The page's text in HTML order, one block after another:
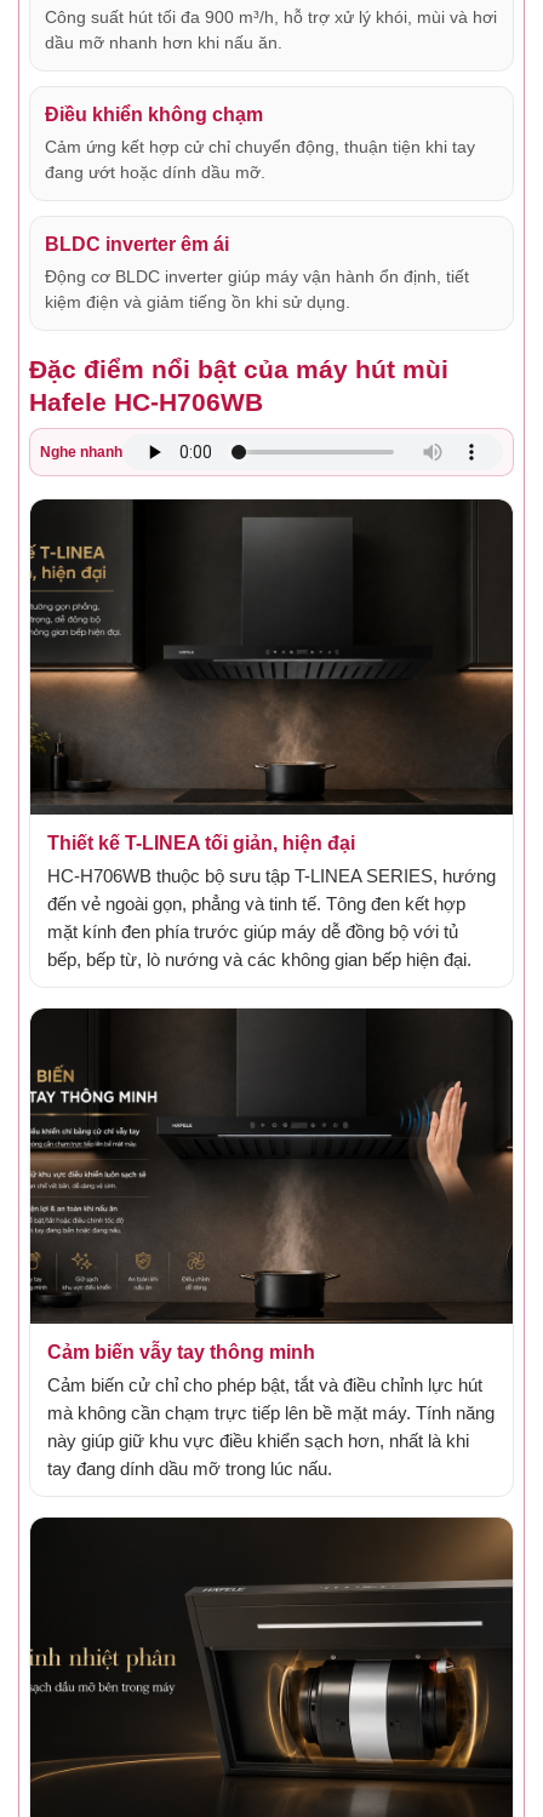
Công suất hút tối đa 900 m³/h, hỗ trợ xử lý khói, mùi và hơi
dầu mỡ nhanh hơn khi nấu ăn.
Điều khiển không chạm
Cảm ứng kết hợp cử chỉ chuyển động, thuận tiện khi tay
đang ướt hoặc dính dầu mỡ.
BLDC inverter êm ái
Động cơ BLDC inverter giúp máy vận hành ổn định, tiết
kiệm điện và giảm tiếng ồn khi sử dụng.
Đặc điểm nổi bật của máy hút mùi
Hafele HC-H706WB
Nghe nhanh
Gắn hình đặc điểm 1 - thiết kế T-LINEA
Thiết kế T-LINEA tối giản, hiện đại
HC-H706WB thuộc bộ sưu tập T-LINEA SERIES, hướng
đến vẻ ngoài gọn, phẳng và tinh tế. Tông đen kết hợp
mặt kính đen phía trước giúp máy dễ đồng bộ với tủ
bếp, bếp từ, lò nướng và các không gian bếp hiện đại.
Gắn hình đặc điểm 2 - cảm biến vẫy tay
Cảm biến vẫy tay thông minh
Cảm biến cử chỉ cho phép bật, tắt và điều chỉnh lực hút
mà không cần chạm trực tiếp lên bề mặt máy. Tính năng
này giúp giữ khu vực điều khiển sạch hơn, nhất là khi
tay đang dính dầu mỡ trong lúc nấu.